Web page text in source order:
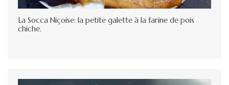
La Socca Niçoise: la petite galette à la farine de pois
chiche.